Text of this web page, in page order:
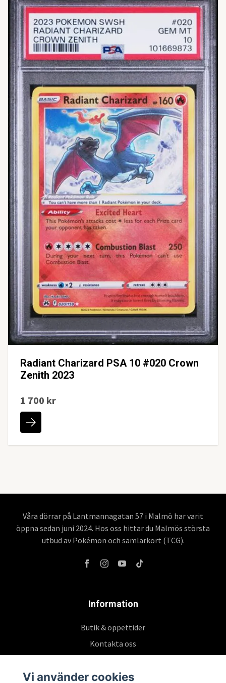
Radiant Charizard PSA 10 #020 Crown
Zenith 2023
1 700 kr
Våra dörrar på Lantmannagatan 57 i Malmö har varit
öppna sedan juni 2024. Hos oss hittar du Malmös största
utbud av Pokémon och samlarkort (TCG).
Information
Butik & öppettider
Kontakta oss
Vi använder cookies